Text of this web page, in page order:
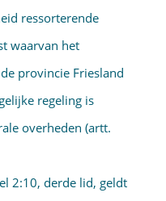
ressorterende
waarvan het
provincie Friesland
regeling is
overheden (artt.
2:10, derde lid, geldt